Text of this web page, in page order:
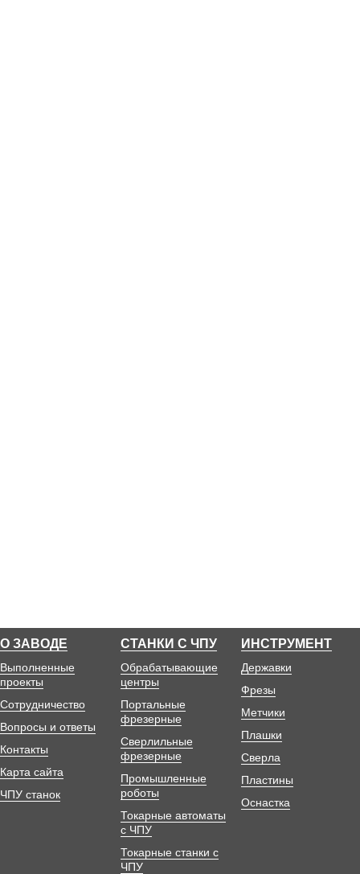
О ЗАВОДЕ
Выполненные
проекты
Сотрудничество
Вопросы и ответы
Контакты
Карта сайта
ЧПУ станок
СТАНКИ С ЧПУ
Обрабатывающие
центры
Портальные
фрезерные
Сверлильные
фрезерные
Промышленные
роботы
Токарные автоматы
с ЧПУ
Токарные станки с
ЧПУ
ИНСТРУМЕНТ
Державки
Фрезы
Метчики
Плашки
Сверла
Пластины
Оснастка